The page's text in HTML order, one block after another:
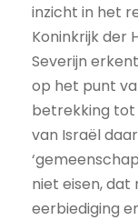
inzicht in het
Koninkrijk der
Severijn
op het punt
betrekking tot
van Israël
niet eisen, dat
eerbiediging